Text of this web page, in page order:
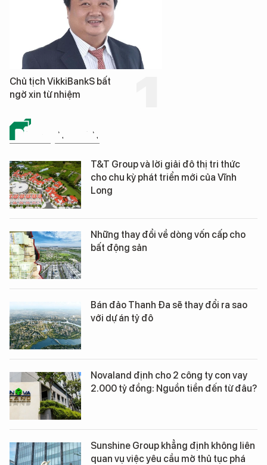
Chủ tịch VikkiBankS bất
ngờ xin từ nhiệm
BẤT ĐỘNG SẢN
T&T Group và lời giải đô thị tri thức
cho chu kỳ phát triển mới của Vĩnh
Long
Những thay đổi về dòng vốn cấp cho
bất động sản
Bán đảo Thanh Đa sẽ thay đổi ra sao
với dự án tỷ đô
Novaland định cho 2 công ty con vay
2.000 tỷ đồng: Nguồn tiền đến từ đâu?
Sunshine Group khẳng định không liên
quan vụ việc yêu cầu mở thủ tục phá